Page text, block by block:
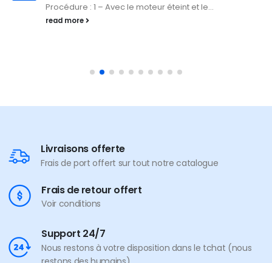
Procédure : 1 – Avec le moteur éteint et le...
read more
Livraisons offerte
Frais de port offert sur tout notre catalogue
Frais de retour offert
Voir conditions
Support 24/7
Nous restons à votre disposition dans le tchat (nous